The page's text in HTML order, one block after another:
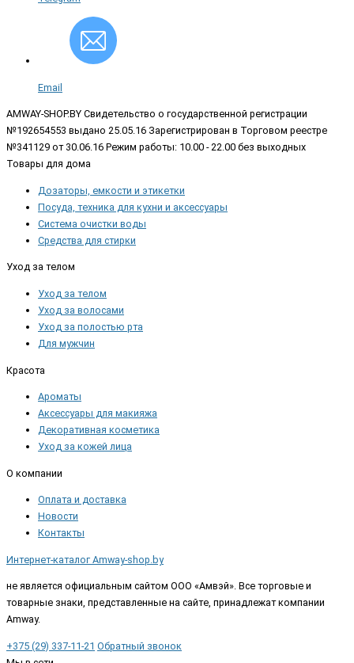
Email
AMWAY-SHOP.BY Свидетельство о государственной регистрации
№192654553 выдано 25.05.16 Зарегистрирован в Торговом реестре
№341129 от 30.06.16 Режим работы: 10.00 - 22.00 без выходных
Товары для дома
Дозаторы, емкости и этикетки
Посуда, техника для кухни и аксессуары
Система очистки воды
Средства для стирки
Уход за телом
Уход за телом
Уход за волосами
Уход за полостью рта
Для мужчин
Красота
Ароматы
Аксессуары для макияжа
Декоративная косметика
Уход за кожей лица
О компании
Оплата и доставка
Новости
Контакты
Интернет-каталог Amway-shop.by
не является официальным сайтом ООО «Амвэй». Все торговые и
товарные знаки, представленные на сайте, принадлежат компании
Amway.
+375 (29) 337-11-21 Обратный звонок